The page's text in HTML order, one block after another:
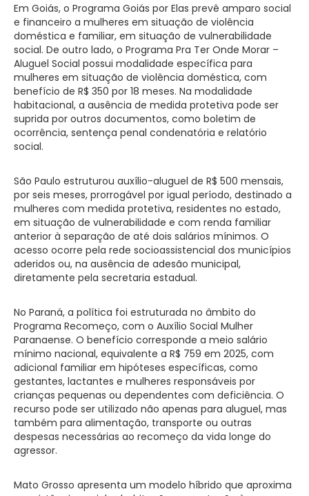
Em Goiás, o Programa Goiás por Elas prevê amparo social
e financeiro a mulheres em situação de violência
doméstica e familiar, em situação de vulnerabilidade
social. De outro lado, o Programa Pra Ter Onde Morar –
Aluguel Social possui modalidade específica para
mulheres em situação de violência doméstica, com
benefício de R$ 350 por 18 meses. Na modalidade
habitacional, a ausência de medida protetiva pode ser
suprida por outros documentos, como boletim de
ocorrência, sentença penal condenatória e relatório
social.
São Paulo estruturou auxílio-aluguel de R$ 500 mensais,
por seis meses, prorrogável por igual período, destinado a
mulheres com medida protetiva, residentes no estado,
em situação de vulnerabilidade e com renda familiar
anterior à separação de até dois salários mínimos. O
acesso ocorre pela rede socioassistencial dos municípios
aderidos ou, na ausência de adesão municipal,
diretamente pela secretaria estadual.
No Paraná, a política foi estruturada no âmbito do
Programa Recomeço, com o Auxílio Social Mulher
Paranaense. O benefício corresponde a meio salário
mínimo nacional, equivalente a R$ 759 em 2025, com
adicional familiar em hipóteses específicas, como
gestantes, lactantes e mulheres responsáveis por
crianças pequenas ou dependentes com deficiência. O
recurso pode ser utilizado não apenas para aluguel, mas
também para alimentação, transporte ou outras
despesas necessárias ao recomeço da vida longe do
agressor.
Mato Grosso apresenta um modelo híbrido que aproxima